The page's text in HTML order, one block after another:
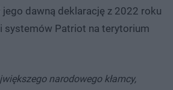
jego dawną deklarację z 2022 roku
systemów Patriot na terytorium
narodowego kłamcy,